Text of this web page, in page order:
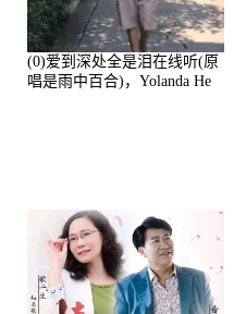
(0)爱到深处全是泪在线听(原
唱是雨中百合)，Yolanda He